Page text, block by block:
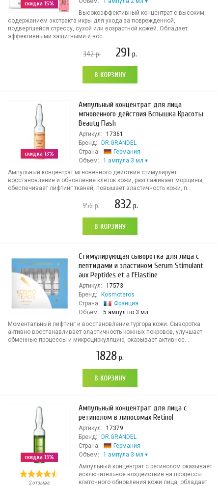
скидка 15%
Высокоэффективный концентрат с высоким
содержанием экстракта икры для ухода за поврежденной,
подвергшейся стрессу, сухой или возрастной кожей. Обладает
эффективными защитными и вос...
342р. 291 р.
В КОРЗИНУ
скидка 13%
Ампульный концентрат для лица
мгновенного действия Вспышка Красоты
Beauty Flash
Артикул:
17361
Бренд:
DR.GRANDEL
Страна:
Германия
Объем:
1 ампула 3 мл
Ампульный концентрат мгновенного действия стимулирует
восстановление и обновление клеток кожи, разглаживает морщины,
обеспечивает лифтинг тканей, повышает эластичность кожи, п...
956р. 832 р.
В КОРЗИНУ
Стимулирующая сыворотка для лица с
пептидами и эластином Serum Stimulant
aux Peptides et a l'Elastine
Артикул:
17573
Бренд:
Kosmoteros
Страна:
Франция
Объем:
5 ампул по 3 мл
Моментальный лифтинг и восстановление тургора кожи. Сыворотка
активно восстанавливает эластичность кожных покровов, улучшает
обменные процессы и микроциркуляцию, оказывает активное...
1828 р.
В КОРЗИНУ
скидка 13%
2 отзыва
Ампульный концентрат для лица с
ретинолом в липосомах Retinol
Артикул:
17379
Бренд:
DR.GRANDEL
Страна:
Германия
Объем:
1 ампула 3 мл
Ампульный концентрат с ретинолом оказывает
исключительное воздействие на процессы
клеточного обновления кожи лица, обладает